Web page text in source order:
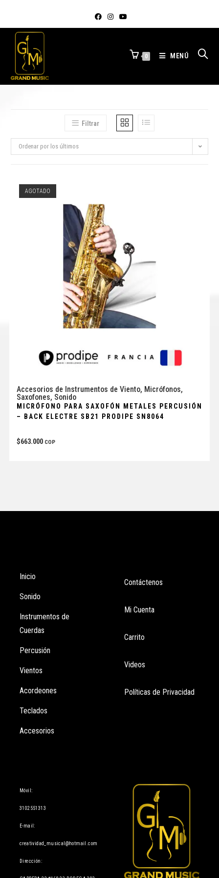
0 MENÚ
Filtrar
Ordenar por los últimos
AGOTADO
Accesorios de Instrumentos de Viento, Micrófonos,
Saxofones, Sonido
MICRÓFONO PARA SAXOFÓN METALES PERCUSIÓN
– BACK ELECTRE SB21 PRODIPE SN8064
$663.000 COP
Inicio
Sonido
Instrumentos de
Cuerdas
Percusión
Vientos
Acordeones
Teclados
Accesorios
Contáctenos
Mi Cuenta
Carrito
Videos
Políticas de Privacidad
Móvil:
3102551313
E-mail:
creatividad_musical@hotmail.com
Dirección: